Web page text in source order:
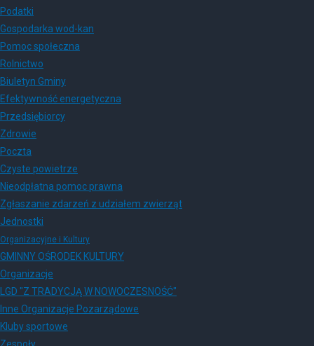
Podatki
Gospodarka wod-kan
Pomoc społeczna
Rolnictwo
Biuletyn Gminy
Efektywność energetyczna
Przedsiębiorcy
Zdrowie
Poczta
Czyste powietrze
Nieodpłatna pomoc prawna
Zgłaszanie zdarzeń z udziałem zwierząt
Jednostki
Organizacyjne i Kultury
GMINNY OŚRODEK KULTURY
Organizacje
LGD "Z TRADYCJĄ W NOWOCZESNOŚĆ"
Inne Organizacje Pozarządowe
Kluby sportowe